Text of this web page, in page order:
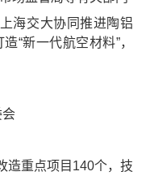
海交大协同推进陶铝
“新一代航空材料”，
会
造重点项目140个，技